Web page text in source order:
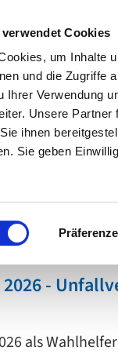
Cookies
um Inhalte
und die Zugriffe
Ihrer Verwendung
Unsere
ihnen
Sie geben
-
als